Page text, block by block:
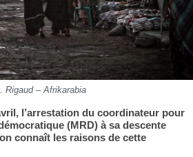
Rigaud – Afrikarabia
l’arrestation du coordinateur pour
(MRD) à sa descente
connaît les raisons de cette